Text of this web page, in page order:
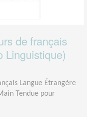
de français
Linguistique)
Langue Étrangère
Tendue pour